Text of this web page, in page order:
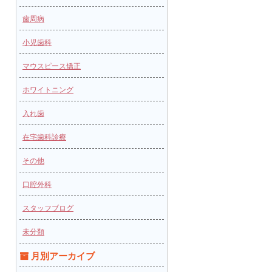
歯周病
小児歯科
マウスピース矯正
ホワイトニング
入れ歯
在宅歯科診療
その他
口腔外科
スタッフブログ
未分類
月別アーカイブ